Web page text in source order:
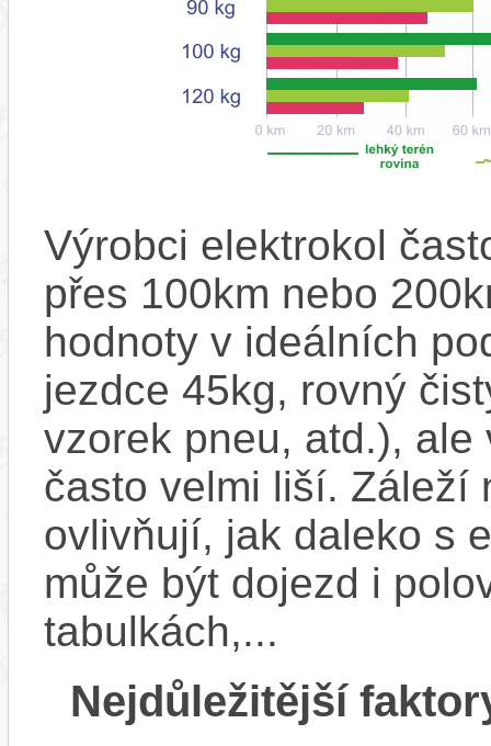
Výrobci elektrokol
přes 100km nebo
hodnoty v ideálních
jezdce 45kg, rovný
vzorek pneu, atd.),
často velmi liší. Záleží
ovlivňují, jak daleko s
může být dojezd i
tabulkách,...
Nejdůležitější